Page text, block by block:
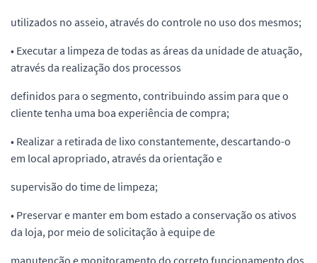
utilizados no asseio, através do controle no uso dos mesmos;
• Executar a limpeza de todas as áreas da unidade de atuação,
através da realização dos processos
definidos para o segmento, contribuindo assim para que o
cliente tenha uma boa experiência de compra;
• Realizar a retirada de lixo constantemente, descartando-o
em local apropriado, através da orientação e
supervisão do time de limpeza;
• Preservar e manter em bom estado a conservação os ativos
da loja, por meio de solicitação à equipe de
manutenção e monitoramento do correto funcionamento dos